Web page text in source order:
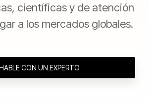
científicas y de atención
a los mercados globales.
CON UN EXPERTO